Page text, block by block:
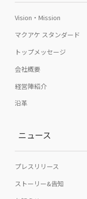
Vision・Mission
マクアケ スタンダード
トップメッセージ
会社概要
経営陣紹介
沿革
ニュース
プレスリリース
ストーリー&告知